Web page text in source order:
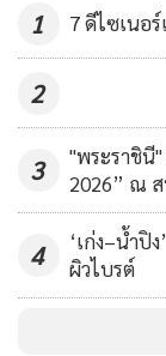
1 7 ดีไซเนอ
2
3
"พระราชินี
2026” ณ
4
‘เก่ง–น้ำปิ
ผิวไบรต์